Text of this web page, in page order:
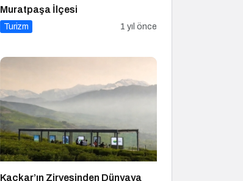
Muratpaşa İlçesi
Turizm 1 yıl önce
Kaçkar’ın Zirvesinden Dünyaya